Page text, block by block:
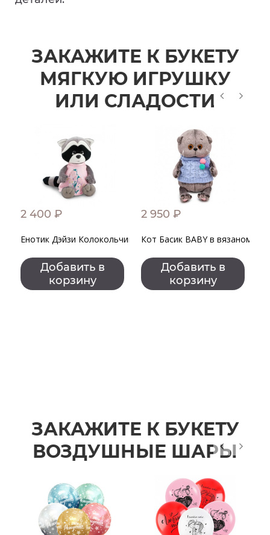
ЗАКАЖИТЕ К БУКЕТУ
МЯГКУЮ ИГРУШКУ
ИЛИ СЛАДОСТИ
2 400 ₽
Енотик Дэйзи Колокольчики
Добавить в
корзину
2 950 ₽
Кот Басик BABY в вязаном
Добавить в
корзину
ЗАКАЖИТЕ К БУКЕТУ
ВОЗДУШНЫЕ ШАРЫ